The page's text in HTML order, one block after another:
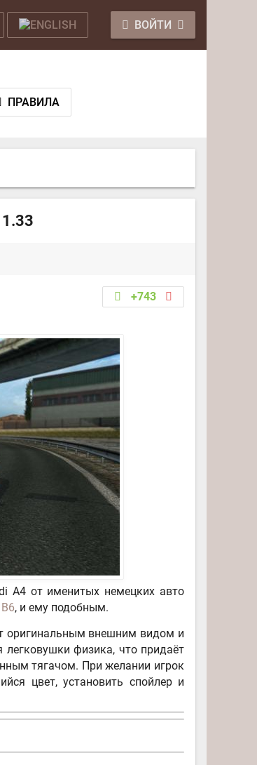
ВОЙТИ
ПРАВИЛА
+743
A4 от именитых немецких авто
, и ему подобным.
оригинальным внешним видом и
легковушки физика, что придаёт
тягачом. При желании игрок
цвет, установить спойлер и